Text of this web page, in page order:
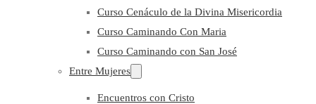
Curso Cenáculo de la Divina Misericordia
Curso Caminando Con Maria
Curso Caminando con San José
Entre Mujeres
Encuentros con Cristo